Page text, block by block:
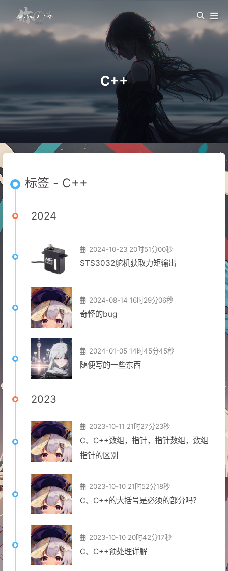
C++
标签 - C++
2024
2024-10-23 20时51分00秒
STS3032舵机获取力矩输出
2024-08-14 16时29分06秒
奇怪的bug
2024-01-05 14时45分45秒
随便写的一些东西
2023
2023-10-11 21时27分23秒
C、C++数组，指针，指针数组，数组
指针的区别
2023-10-10 21时52分18秒
C、C++的大括号是必须的部分吗？
2023-10-10 20时42分17秒
C、C++预处理详解